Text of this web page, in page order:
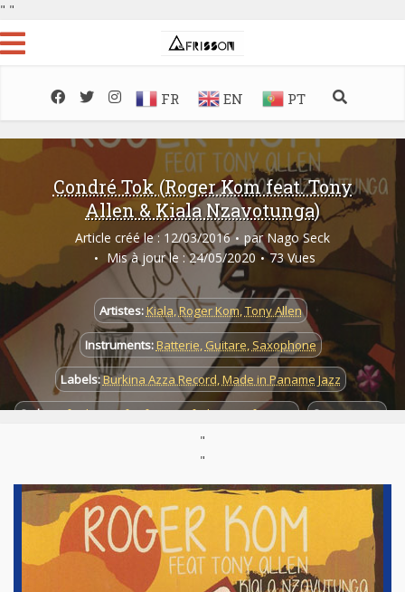
" "
FR EN PT
Condré Tok (Roger Kom feat. Tony
Allen & Kiala Nzavotunga)
Article créé le : 12/03/2016 par Nago Seck
Mis à jour le : 24/05/2020
73 Vues
Artistes:Kiala,Roger Kom,Tony Allen
Instruments: Batterie, Guitare, Saxophone
Labels:Burkina Azza Record,Made in Paname Jazz
Styles:Afro-beat,Afro-fusion/afrobeats,Afro-jazz Support :CD
"
"